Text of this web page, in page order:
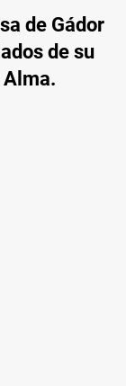
de Gádor
de su
Alma.